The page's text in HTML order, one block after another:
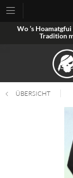
Wo ’s
Tradition
ÜBERSICHT